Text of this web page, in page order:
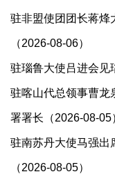
驻非盟使团团长蒋烽
（2026-08-06）
驻瑙鲁大使吕进会见
驻喀山代总领事曹龙
署署长（2026-08-05
驻南苏丹大使马强出
（2026-08-05）